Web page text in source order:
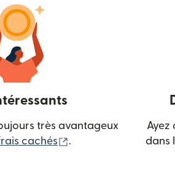
très avantageux
cachés (s'ouvre dans une
.
Ayez
dans